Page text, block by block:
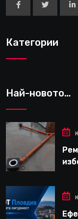
Категории
Най-новото…